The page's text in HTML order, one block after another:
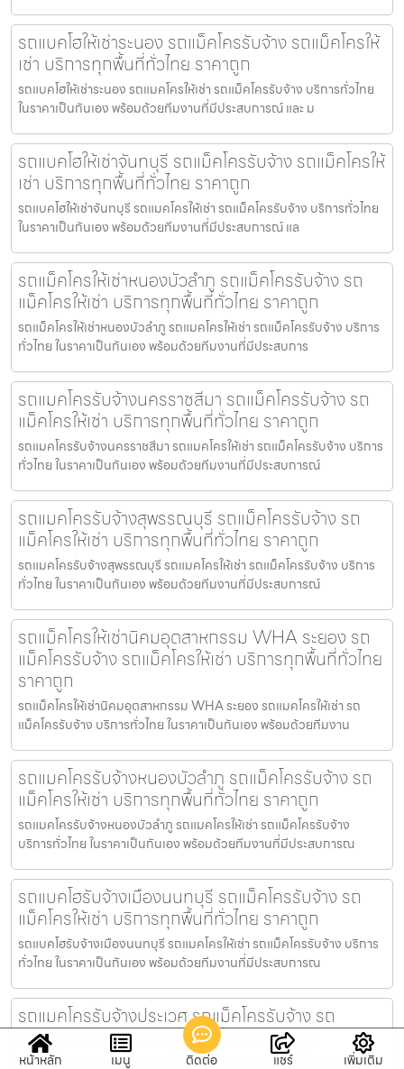
รถแบคโฮให้เช่าระนอง รถแม็คโครรับจ้าง รถแม็คโครให้
เช่า บริการทุกพื้นที่ทั่วไทย ราคาถูก
รถแบคโฮให้เช่าระนอง รถแมคโครให้เช่า รถแม็คโครรับจ้าง บริการทั่วไทย
ในราคาเป็นกันเอง พร้อมด้วยทีมงานที่มีประสบการณ์ และ ม
รถแบคโฮให้เช่าจันทบุรี รถแม็คโครรับจ้าง รถแม็คโครให้
เช่า บริการทุกพื้นที่ทั่วไทย ราคาถูก
รถแบคโฮให้เช่าจันทบุรี รถแมคโครให้เช่า รถแม็คโครรับจ้าง บริการทั่วไทย
ในราคาเป็นกันเอง พร้อมด้วยทีมงานที่มีประสบการณ์ แล
รถแม็คโครให้เช่าหนองบัวลำภู รถแม็คโครรับจ้าง รถ
แม็คโครให้เช่า บริการทุกพื้นที่ทั่วไทย ราคาถูก
รถแม็คโครให้เช่าหนองบัวลำภู รถแมคโครให้เช่า รถแม็คโครรับจ้าง บริการ
ทั่วไทย ในราคาเป็นกันเอง พร้อมด้วยทีมงานที่มีประสบการ
รถแมคโครรับจ้างนครราชสีมา รถแม็คโครรับจ้าง รถ
แม็คโครให้เช่า บริการทุกพื้นที่ทั่วไทย ราคาถูก
รถแมคโครรับจ้างนครราชสีมา รถแมคโครให้เช่า รถแม็คโครรับจ้าง บริการ
ทั่วไทย ในราคาเป็นกันเอง พร้อมด้วยทีมงานที่มีประสบการณ์
รถแมคโครรับจ้างสุพรรณบุรี รถแม็คโครรับจ้าง รถ
แม็คโครให้เช่า บริการทุกพื้นที่ทั่วไทย ราคาถูก
รถแมคโครรับจ้างสุพรรณบุรี รถแมคโครให้เช่า รถแม็คโครรับจ้าง บริการ
ทั่วไทย ในราคาเป็นกันเอง พร้อมด้วยทีมงานที่มีประสบการณ์
รถแม็คโครให้เช่านิคมอุตสาหกรรม WHA ระยอง รถ
แม็คโครรับจ้าง รถแม็คโครให้เช่า บริการทุกพื้นที่ทั่วไทย
ราคาถูก
รถแม็คโครให้เช่านิคมอุตสาหกรรม WHA ระยอง รถแมคโครให้เช่า รถ
แม็คโครรับจ้าง บริการทั่วไทย ในราคาเป็นกันเอง พร้อมด้วยทีมงาน
รถแมคโครรับจ้างหนองบัวลำภู รถแม็คโครรับจ้าง รถ
แม็คโครให้เช่า บริการทุกพื้นที่ทั่วไทย ราคาถูก
รถแมคโครรับจ้างหนองบัวลำภู รถแมคโครให้เช่า รถแม็คโครรับจ้าง
บริการทั่วไทย ในราคาเป็นกันเอง พร้อมด้วยทีมงานที่มีประสบการณ
รถแบคโฮรับจ้างเมืองนนทบุรี รถแม็คโครรับจ้าง รถ
แม็คโครให้เช่า บริการทุกพื้นที่ทั่วไทย ราคาถูก
รถแบคโฮรับจ้างเมืองนนทบุรี รถแมคโครให้เช่า รถแม็คโครรับจ้าง บริการ
ทั่วไทย ในราคาเป็นกันเอง พร้อมด้วยทีมงานที่มีประสบการณ
รถแมคโครรับจ้างประเวศ รถแม็คโครรับจ้าง รถ
แม็คโครให้เช่า บริการทุกพื้นที่ทั่วไทย ราคาถูก
รถแมคโครรับจ้างประเวศ รถแมคโครให้เช่า รถแม็คโครรับจ้าง บริการทั่ว
หน้าหลัก เมนู ติดต่อ แชร์ เพิ่มเติม